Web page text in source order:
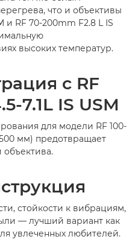
что и объективы
и RF 70-200mm F2.8 L IS
высоких температур.
с RF
7.1L IS USM
для модели RF 100-
мм) предотвращает
объектива.
стойкости к вибрациям,
— лучший вариант как
увлеченных любителей.